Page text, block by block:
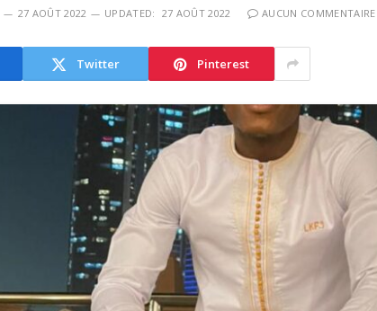
27 AOÛT 2022 UPDATED: 27 AOÛT 2022 AUCUN COMMENTAIRE
Twitter Pinterest